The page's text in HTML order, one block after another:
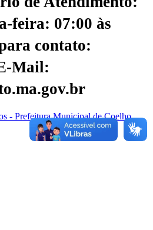
feira: 07:00 às
contato:
Mail:
- Prefeitura Municipal de Coelho